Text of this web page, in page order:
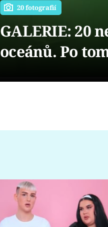
20 fotografií
GALERIE: 20
oceánů. Po